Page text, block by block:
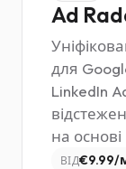
Ad
для
LinkedIn
на
ВІД€9.99/